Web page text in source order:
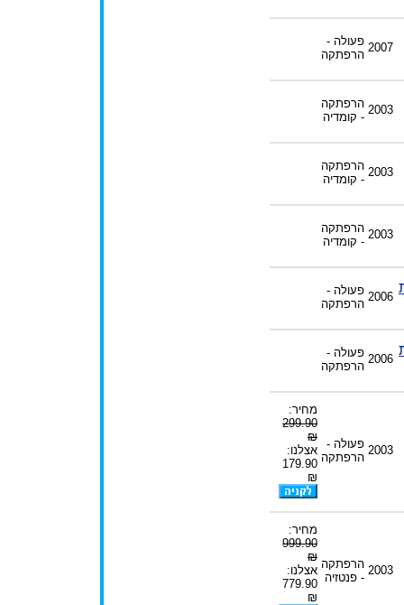
2007 פעולה -
הרפתקה
2003 הרפתקה
- קומדיה
2003 הרפתקה
- קומדיה
2003 הרפתקה
- קומדיה
2006 פעולה -
הרפתקה
2006 פעולה -
הרפתקה
2003 פעולה -
הרפתקה
מחיר:
299.90
₪
אצלנו:
179.90
₪
2003 הרפתקה
- פנטזיה
מחיר:
999.90
₪
אצלנו:
779.90
₪